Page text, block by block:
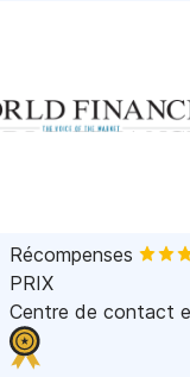
Récompenses
PRIX
Centre de contact